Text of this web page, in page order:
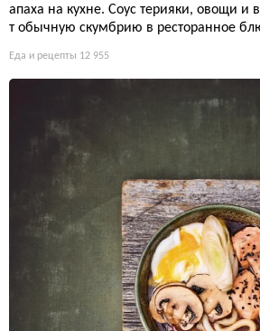
апаха на кухне. Соус терияки, овощи и
т обычную скумбрию в ресторанное
Еда и рецепты 12 955